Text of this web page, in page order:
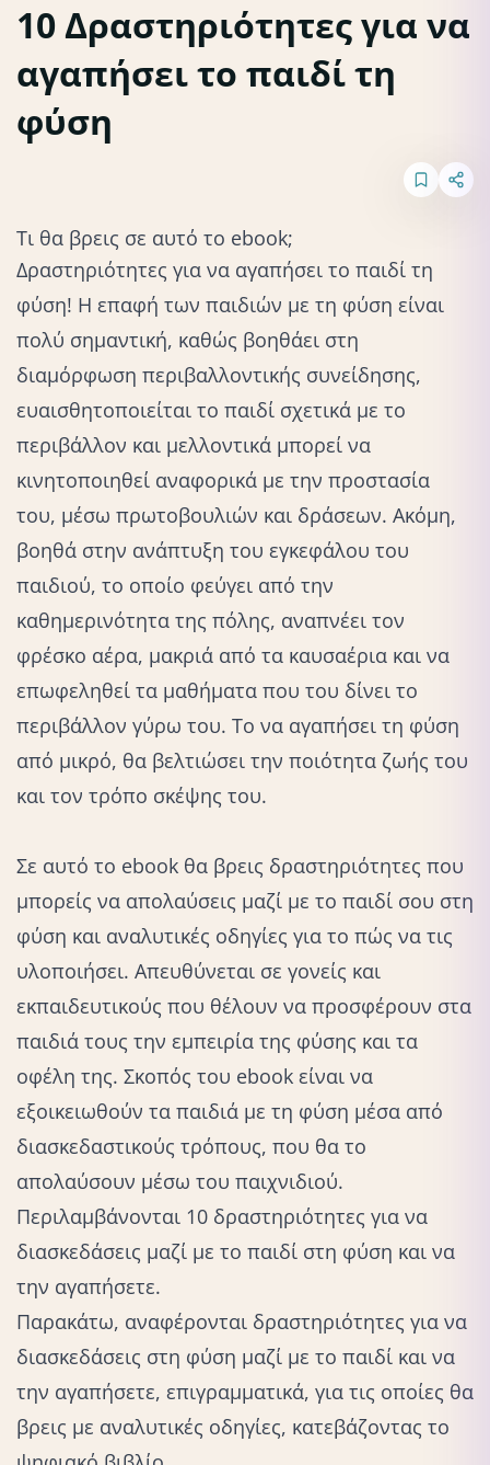
Στη φύση
10 Δραστηριότητες για να
αγαπήσει το παιδί τη
φύση
Τι θα βρεις σε αυτό το ebook;
Δραστηριότητες για να αγαπήσει το παιδί τη
φύση! Η επαφή των παιδιών με τη φύση είναι
πολύ σημαντική, καθώς βοηθάει στη
διαμόρφωση περιβαλλοντικής συνείδησης,
ευαισθητοποιείται το παιδί σχετικά με το
περιβάλλον και μελλοντικά μπορεί να
κινητοποιηθεί αναφορικά με την προστασία
του, μέσω πρωτοβουλιών και δράσεων. Ακόμη,
βοηθά στην ανάπτυξη του εγκεφάλου του
παιδιού, το οποίο φεύγει από την
καθημερινότητα της πόλης, αναπνέει τον
φρέσκο αέρα, μακριά από τα καυσαέρια και να
επωφεληθεί τα μαθήματα που του δίνει το
περιβάλλον γύρω του. Το να αγαπήσει τη φύση
από μικρό, θα βελτιώσει την ποιότητα ζωής του
και τον τρόπο σκέψης του.
Σε αυτό το ebook θα βρεις δραστηριότητες που
μπορείς να απολαύσεις μαζί με το παιδί σου στη
φύση και αναλυτικές οδηγίες για το πώς να τις
υλοποιήσει. Απευθύνεται σε γονείς και
εκπαιδευτικούς που θέλουν να προσφέρουν στα
παιδιά τους την εμπειρία της φύσης και τα
οφέλη της. Σκοπός του ebook είναι να
εξοικειωθούν τα παιδιά με τη φύση μέσα από
διασκεδαστικούς τρόπους, που θα το
απολαύσουν μέσω του παιχνιδιού.
Περιλαμβάνονται 10 δραστηριότητες για να
διασκεδάσεις μαζί με το παιδί στη φύση και να
την αγαπήσετε.
Παρακάτω, αναφέρονται δραστηριότητες για να
διασκεδάσεις στη φύση μαζί με το παιδί και να
την αγαπήσετε, επιγραμματικά, για τις οποίες θα
βρεις με αναλυτικές οδηγίες, κατεβάζοντας το